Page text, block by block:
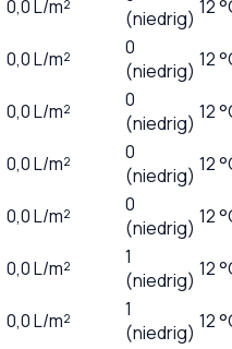
0,0L/m²
(niedrig) 12
0,0L/m²
0
(niedrig) 12
0,0L/m²
0
(niedrig) 12
0,0L/m²
0
(niedrig) 12
0,0L/m²
0
(niedrig) 12
0,0L/m²
1
(niedrig) 12
0,0L/m²
1
(niedrig) 12